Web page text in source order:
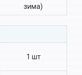
зима)
1 шт